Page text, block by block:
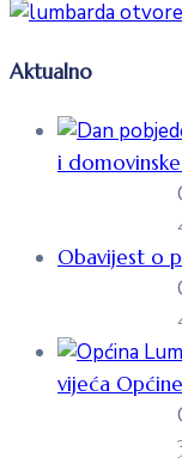
Aktualno
i
Obavijest o
vijeća